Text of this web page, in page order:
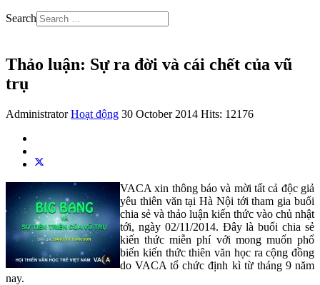
Search
Thảo luận: Sự ra đời và cái chết của vũ
trụ
Administrator Hoạt động 30 October 2014 Hits: 12176
VACA xin thông báo và mời tất cả độc giả
yêu thiên văn tại Hà Nội tới tham gia buổi
chia sẻ và thảo luận kiến thức vào chủ nhật
tới, ngày 02/11/2014. Đây là buổi chia sẻ
kiến thức miễn phí với mong muốn phổ
biến kiến thức thiên văn học ra cộng đồng
do VACA tổ chức định kì từ tháng 9 năm
nay.